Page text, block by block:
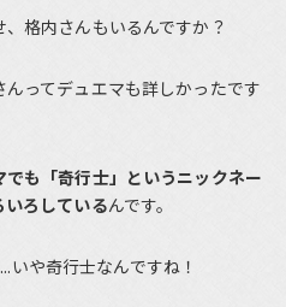
格内さんもいるんですか？
んってデュエマも詳しかったです
でも「奇行士」というニックネー
ろしているんです。
いや奇行士なんですね！